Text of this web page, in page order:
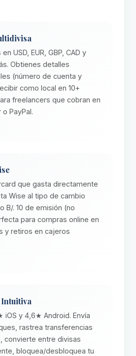
USD, EUR, GBP, CAD y
Obtienes detalles
(número de cuenta y
como local en 10+
freelancers que cobran en
PayPal.
que gasta directamente
Wise al tipo de cambio
B/. 10 de emisión (no
para compras online en
y retiros en cajeros
Intuitiva
iOS y 4,6★ Android. Envía
rastrea transferencias
convierte entre divisas
bloquea/desbloquea tu